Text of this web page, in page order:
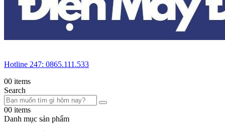
Hotline 247: 0865.111.533
00 items
Search
00 items
Danh mục sản phẩm